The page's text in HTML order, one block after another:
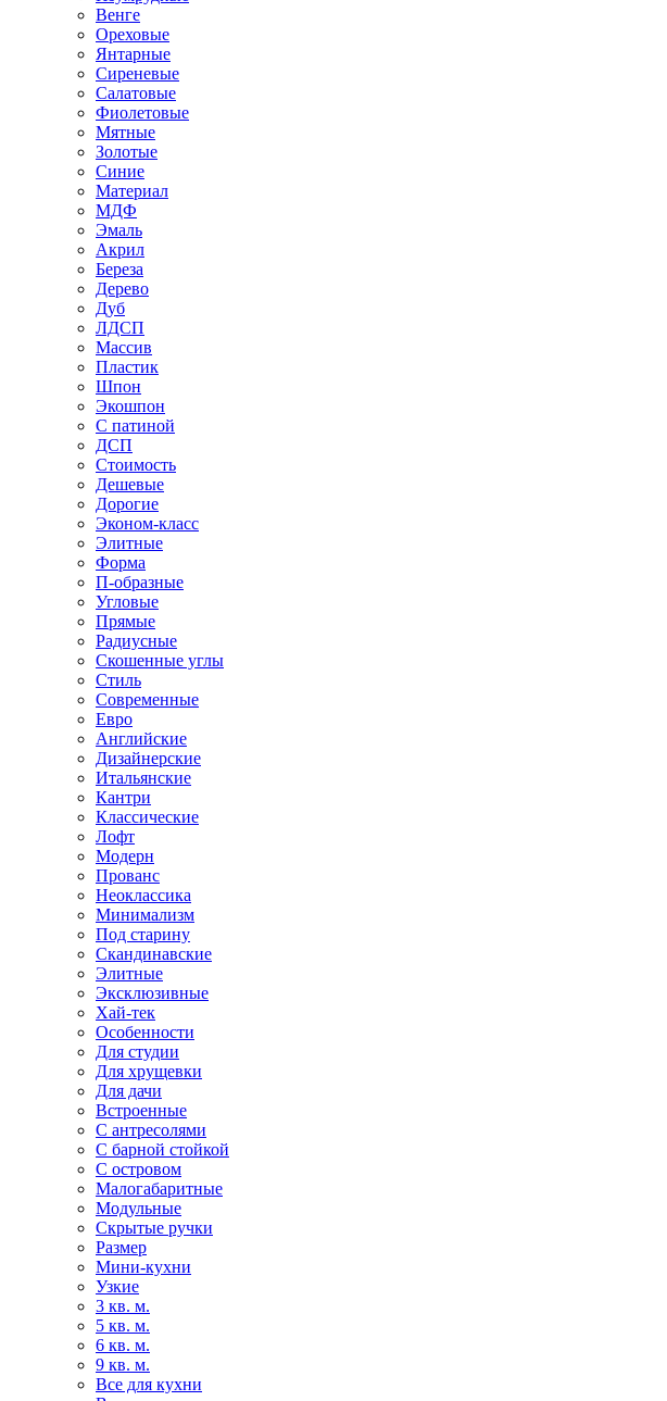
Венге
Ореховые
Янтарные
Сиреневые
Салатовые
Фиолетовые
Мятные
Золотые
Синие
Материал
МДФ
Эмаль
Акрил
Береза
Дерево
Дуб
ЛДСП
Массив
Пластик
Шпон
Экошпон
С патиной
ДСП
Стоимость
Дешевые
Дорогие
Эконом-класс
Элитные
Форма
П-образные
Угловые
Прямые
Радиусные
Скошенные углы
Стиль
Современные
Евро
Английские
Дизайнерские
Итальянские
Кантри
Классические
Лофт
Модерн
Прованс
Неоклассика
Минимализм
Под старину
Скандинавские
Элитные
Эксклюзивные
Хай-тек
Особенности
Для студии
Для хрущевки
Для дачи
Встроенные
С антресолями
С барной стойкой
С островом
Малогабаритные
Модульные
Скрытые ручки
Размер
Мини-кухни
Узкие
3 кв. м.
5 кв. м.
6 кв. м.
9 кв. м.
Все для кухни